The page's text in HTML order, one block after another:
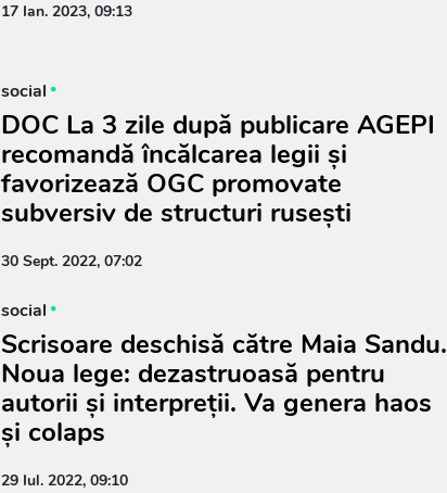
17 Ian. 2023, 09:13
social
DOC La 3 zile după publicare AGEPI
recomandă încălcarea legii și
favorizează OGC promovate
subversiv de structuri rusești
30 Sept. 2022, 07:02
social
Scrisoare deschisă către Maia Sandu.
Noua lege: dezastruoasă pentru
autorii și interpreții. Va genera haos
și colaps
29 Iul. 2022, 09:10